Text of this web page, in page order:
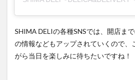
SHIMA DELIの各種SNSでは、開店ま
の情報などもアップされていくので、
がら当日を楽しみに待ちたいですね！